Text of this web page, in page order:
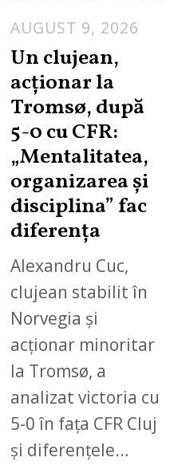
AUGUST 9, 2026
Un clujean,
acționar la
Tromsø, după
5-0 cu CFR:
„Mentalitatea,
organizarea și
disciplina” fac
diferența
Alexandru Cuc,
clujean stabilit în
Norvegia și
acționar minoritar
la Tromsø, a
analizat victoria cu
5-0 în fața CFR Cluj
și diferențele…